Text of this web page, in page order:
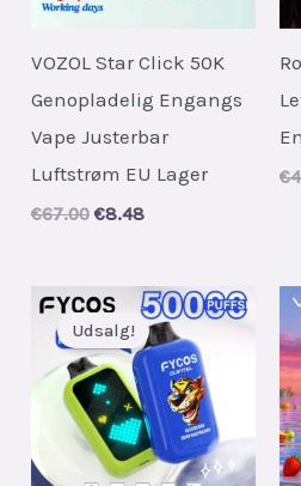
VOZOL Star Click 50K
Genopladelig Engangs
Vape Justerbar
Luftstrøm EU Lager
€67.00 Original
€67.00.
€8.48Current
€8.48.
€
Udsalg!